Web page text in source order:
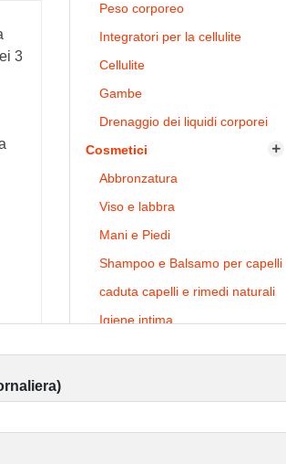
Peso corporeo
Integratori per la cellulite
Cellulite
Gambe
Drenaggio dei liquidi corporei
Cosmetici

Abbronzatura
Viso e labbra
Mani e Piedi
Shampoo e Balsamo per capelli
caduta capelli e rimedi naturali
Igiene intima
Regali di Natale
Soluzioni idroalcoliche - Tinture
3